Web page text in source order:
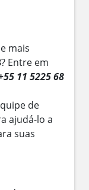
mais
? Entre em
11 5225 68
de
ajudá-lo a
suas